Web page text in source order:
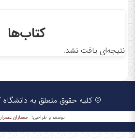
کتاب‌ها
نتیجه‌ای یافت نشد.
© کلیه حقوق متعلق به
توسعه و طراحی: معماران